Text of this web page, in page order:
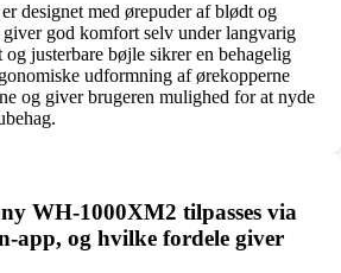
designet med ørepuder af blødt og
giver god komfort selv under langvarig
justerbare bøjle sikrer en behagelig
udformning af ørekopperne
og giver brugeren mulighed for at nyde
WH-1000XM2 tilpasses via
app, og hvilke fordele giver